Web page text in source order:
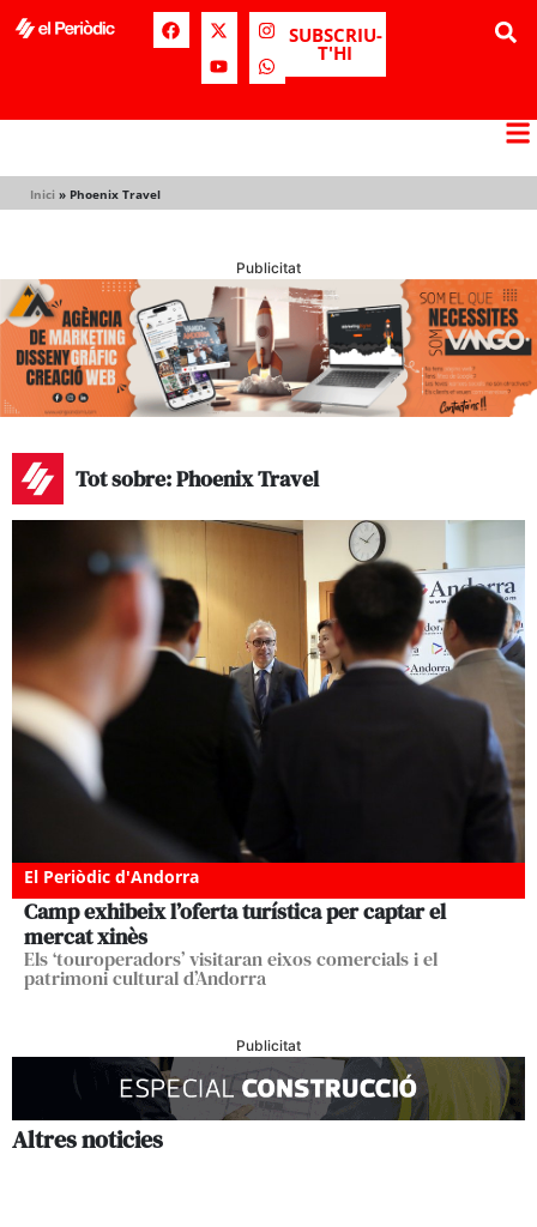
SUBSCRIU-
T'HI
Inici » Phoenix Travel
Publicitat
Tot sobre: Phoenix Travel
El Periòdic d'Andorra
Camp exhibeix l’oferta turística per captar el
mercat xinès
Els ‘touroperadors’ visitaran eixos comercials i el
patrimoni cultural d’Andorra
Publicitat
Altres noticies